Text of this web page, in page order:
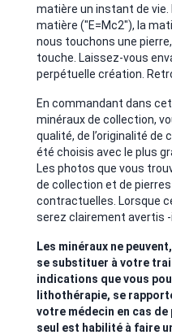
matière un instant de vie.
matière ("E=Mc2"), la
nous touchons une
touche. Laissez-vous
perpétuelle création.
En commandant dans
minéraux de collection,
qualité, de l’originalité de
été choisis avec le plus
Les photos que vous
de collection et de
contractuelles. Lorsque
serez clairement avertis -
Les minéraux ne
se substituer à votre
indications que vous
lithothérapie, se
votre médecin en cas
seul est habilité à faire